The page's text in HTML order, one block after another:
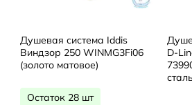
Душевая система Iddis
Виндзор 250 WINMG3Fi06
(золото матовое)
Остаток 28 шт
D-